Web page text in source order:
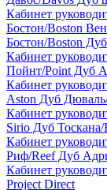
Кабинет
Бостон/Boston
Бостон/Boston
Кабинет
Пойнт/Point Дуб
Кабинет
Aston Дуб
Кабинет
Sirio Дуб
Кабинет
Риф/Reef Дуб
Кабинет
Project Direct